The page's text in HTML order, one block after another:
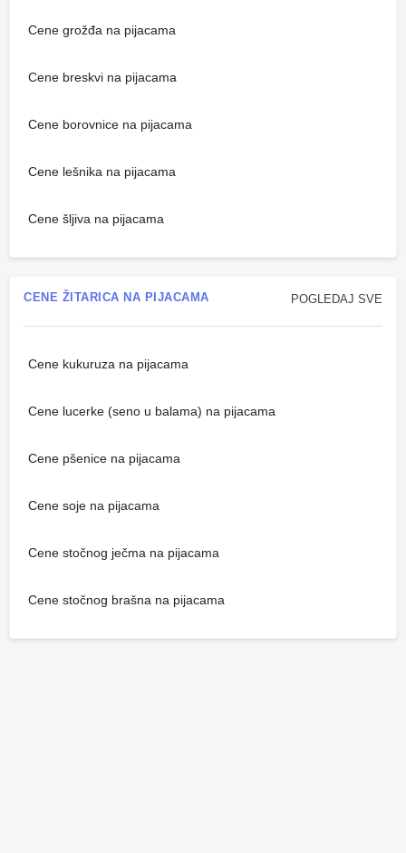
Cene grožđa na pijacama
Cene breskvi na pijacama
Cene borovnice na pijacama
Cene lešnika na pijacama
Cene šljiva na pijacama
POGLEDAJ SVE
CENE ŽITARICA NA PIJACAMA
Cene kukuruza na pijacama
Cene lucerke (seno u balama) na pijacama
Cene pšenice na pijacama
Cene soje na pijacama
Cene stočnog ječma na pijacama
Cene stočnog brašna na pijacama